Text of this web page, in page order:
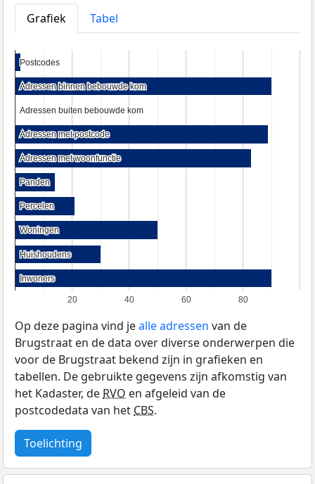
Grafiek
Tabel
20 40 60 80
Postcodes
Postcodes
Adressen binnen bebouwde kom
Adressen binnen bebouwde kom
Adressen buiten bebouwde kom
Adressen buiten bebouwde kom
Adressen met postcode
Adressen met postcode
Adressen met woonfunctie
Adressen met woonfunctie
Panden
Panden
Percelen
Percelen
Woningen
Woningen
Huishoudens
Huishoudens
Inwoners
Inwoners
Op deze pagina vind jealle adressen van de
Brugstraat en de data over diverse onderwerpen die
voor de Brugstraat bekend zijn in grafieken en
tabellen. De gebruikte gegevens zijn afkomstig van
het Kadaster, deRVO en afgeleid van de
postcodedata van hetCBS.
Toelichting